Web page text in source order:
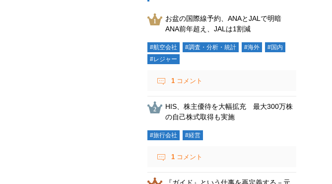
お盆の国際線予約、ANAとJALで明暗
ANA前年超え、JALは1割減
#航空会社 #調査・分析・統計 #海外
#国内
#レジャー
1 コメント
HIS、株主優待を大幅拡充 最大300万株
の自己株式取得も実施
#旅行会社 #経営
1 コメント